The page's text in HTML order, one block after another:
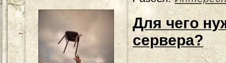
Для чего
сервера?